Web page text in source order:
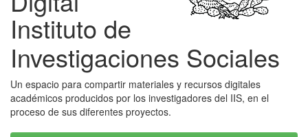
Instituto de
Investigaciones Sociales
Un espacio para compartir materiales y recursos digitales
académicos producidos por los investigadores del IIS, en el
proceso de sus diferentes proyectos.